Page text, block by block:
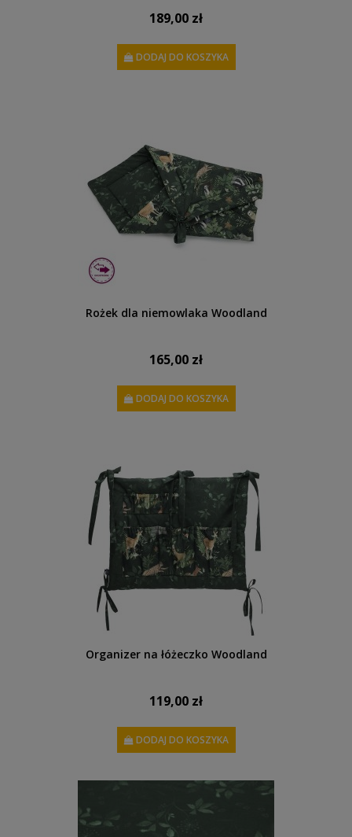
189,00 zł
DODAJ DO KOSZYKA
Rożek dla niemowlaka Woodland
165,00 zł
DODAJ DO KOSZYKA
Organizer na łóżeczko Woodland
119,00 zł
DODAJ DO KOSZYKA